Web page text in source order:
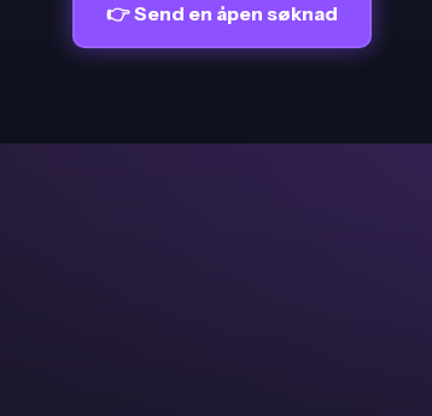
👉 Send en åpen søknad